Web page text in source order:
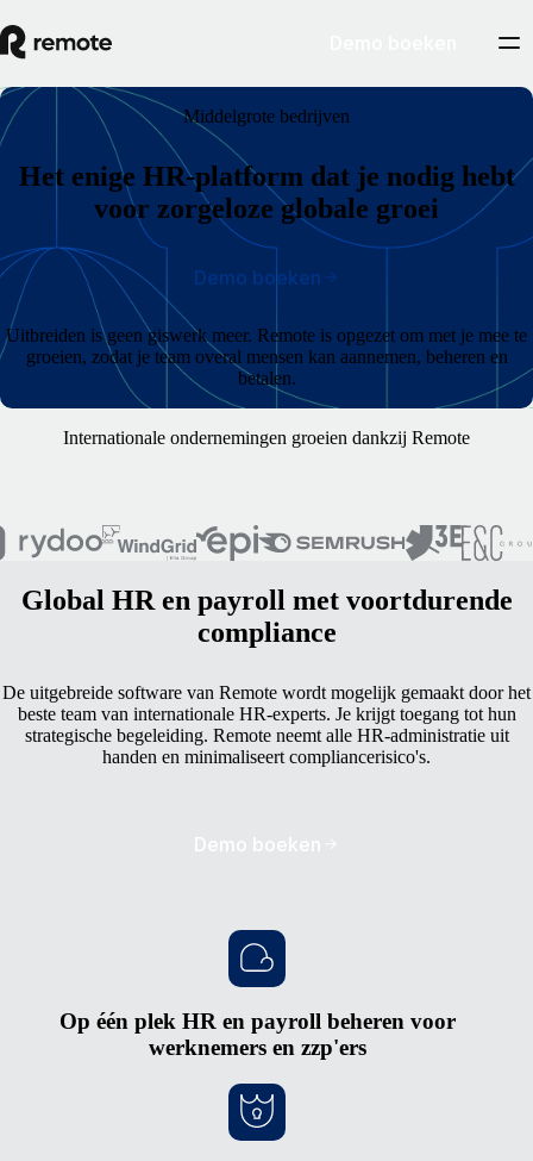
Middelgrote bedrijven
Het enige HR-platform dat je nodig hebt
voor zorgeloze globale groei
Uitbreiden is geen giswerk meer. Remote is opgezet om met je mee te
groeien, zodat je team overal mensen kan aannemen, beheren en
betalen.
Demo boeken
Internationale ondernemingen groeien dankzij Remote
Global HR en payroll met voortdurende
compliance
De uitgebreide software van Remote wordt mogelijk gemaakt door het
beste team van internationale HR-experts. Je krijgt toegang tot hun
strategische begeleiding. Remote neemt alle HR-administratie uit
handen en minimaliseert compliancerisico's.
Demo boeken
Op één plek HR en payroll beheren voor
werknemers en zzp'ers